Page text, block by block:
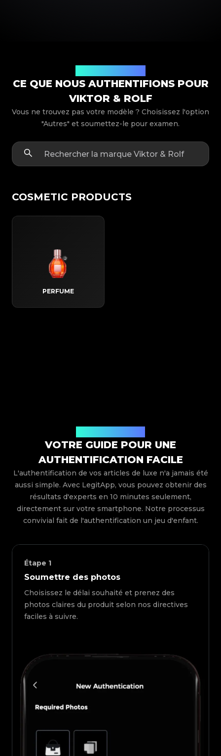
CE QUE NOUS AUTHENTIFIONS POUR
VIKTOR & ROLF
Vous ne trouvez pas votre modèle ? Choisissez l'option
"Autres" et soumettez-le pour examen.
COSMETIC PRODUCTS
PERFUME
VOTRE GUIDE POUR UNE
AUTHENTIFICATION FACILE
L'authentification de vos articles de luxe n'a jamais été
aussi simple. Avec LegitApp, vous pouvez obtenir des
résultats d'experts en 10 minutes seulement,
directement sur votre smartphone. Notre processus
convivial fait de l'authentification un jeu d'enfant.
Étape 1
Soumettre des photos
Choisissez le délai souhaité et prenez des
photos claires du produit selon nos directives
faciles à suivre.